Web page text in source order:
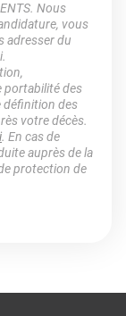
Nous
vous
adresser du
portabilité des
définition des
votre décès.
. En cas de
auprès de la
protection de